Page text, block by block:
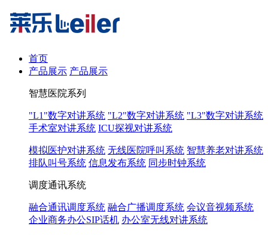
首页
产品展示 产品展示
智慧医院系列
"L1"数字对讲系统 "L2"数字对讲系统 "L3"数字对讲系统
手术室对讲系统 ICU探视对讲系统
模拟医护对讲系统 无线医院呼叫系统 智慧养老对讲系统
排队叫号系统 信息发布系统 同步时钟系统
调度通讯系统
融合通讯调度系统 融合广播调度系统 会议音视频系统
企业商务办公SIP话机 办公室无线对讲系统